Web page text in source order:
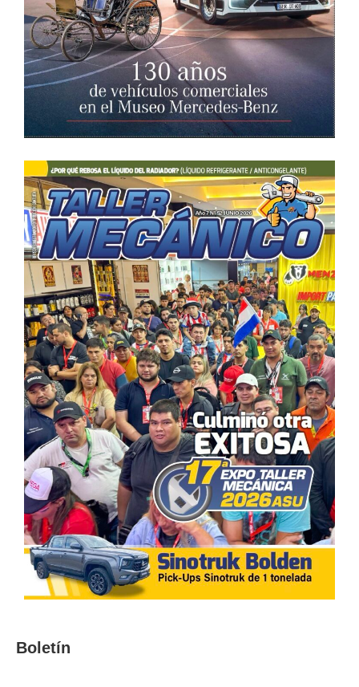
Boletín